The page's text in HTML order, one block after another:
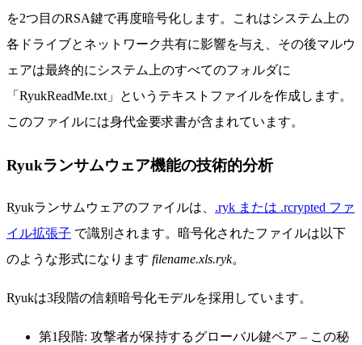
を2つ目のRSA鍵で再度暗号化します。これはシステム上の
各ドライブとネットワーク共有に影響を与え、その後マルウ
ェアは最終的にシステム上のすべてのフォルダに
「RyukReadMe.txt」というテキストファイルを作成します。
このファイルには身代金要求書が含まれています。
Ryukランサムウェア機能の技術的分析
Ryukランサムウェアのファイルは、 .ryk または .rcrypted ファ
イル拡張子 で識別されます。 暗号化されたファイルは以下
のような形式になります filename.xls.ryk。
Ryukは3段階の信頼暗号化モデルを採用しています。
第1段階: 攻撃者が保持するグローバル鍵ペア – この秘